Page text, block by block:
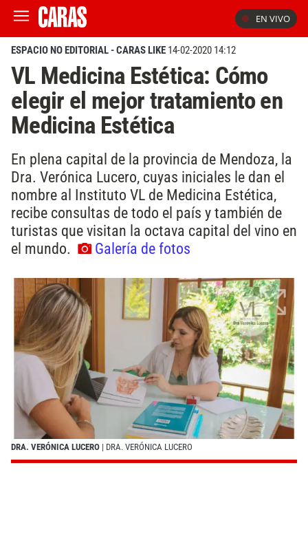
EN VIVO
ESPACIO NO EDITORIAL - CARAS LIKE 14-02-2020 14:12
VL Medicina Estética: Cómo
elegir el mejor tratamiento en
Medicina Estética
En plena capital de la provincia de Mendoza, la
Dra. Verónica Lucero, cuyas iniciales le dan el
nombre al Instituto VL de Medicina Estética,
recibe consultas de todo el país y también de
turistas que visitan la octava capital del vino en
el mundo.
Galería de fotos
DRA. VERÓNICA LUCERO | DRA. VERÓNICA LUCERO